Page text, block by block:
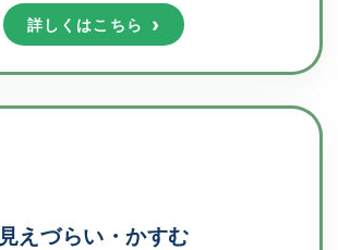
詳しくはこちら
見えづらい・かすむ